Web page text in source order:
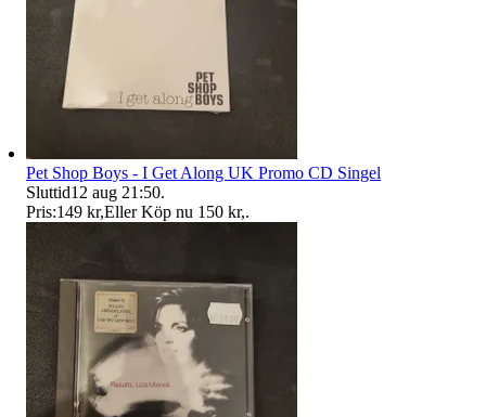
Pet Shop Boys - I Get Along UK Promo CD Singel
Sluttid12 aug 21:50.
Pris:149 kr,Eller Köp nu 150 kr,.